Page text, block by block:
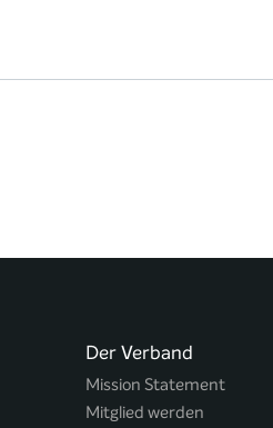
Der Verband
Mission Statement
Mitglied werden